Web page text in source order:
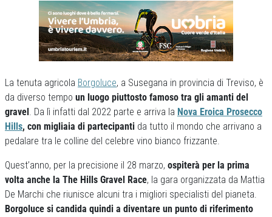
La tenuta agricola Borgoluce, a Susegana in provincia di Treviso, è
da diverso tempo un luogo piuttosto famoso tra gli amanti del
gravel. Da lì infatti dal 2022 parte e arriva la Nova Eroica Prosecco
Hills, con migliaia di partecipanti da tutto il mondo che arrivano a
pedalare tra le colline del celebre vino bianco frizzante.
Quest’anno, per la precisione il 28 marzo, ospiterà per la prima
volta anche la The Hills Gravel Race, la gara organizzata da Mattia
De Marchi che riunisce alcuni tra i migliori specialisti del pianeta.
Borgoluce si candida quindi a diventare un punto di riferimento